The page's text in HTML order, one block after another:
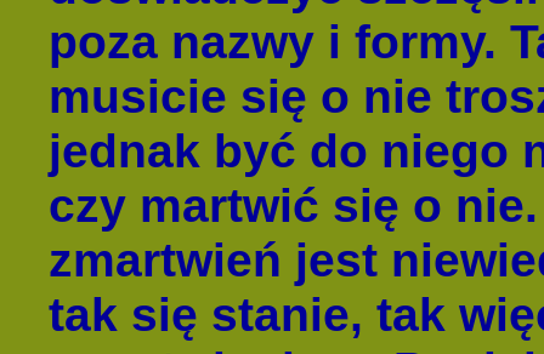
poza nazwy i formy.
musicie się o nie
jednak być do niego
czy martwić się o
zmartwień jest
tak się stanie, tak